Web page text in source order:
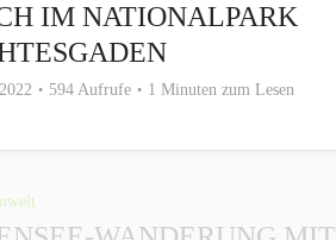
IM NATIONALPARK
594 Aufrufe 1 Minuten zum Lesen